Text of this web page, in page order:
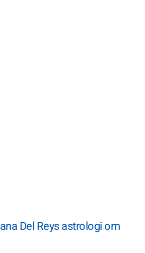
Del Reys astrologi om